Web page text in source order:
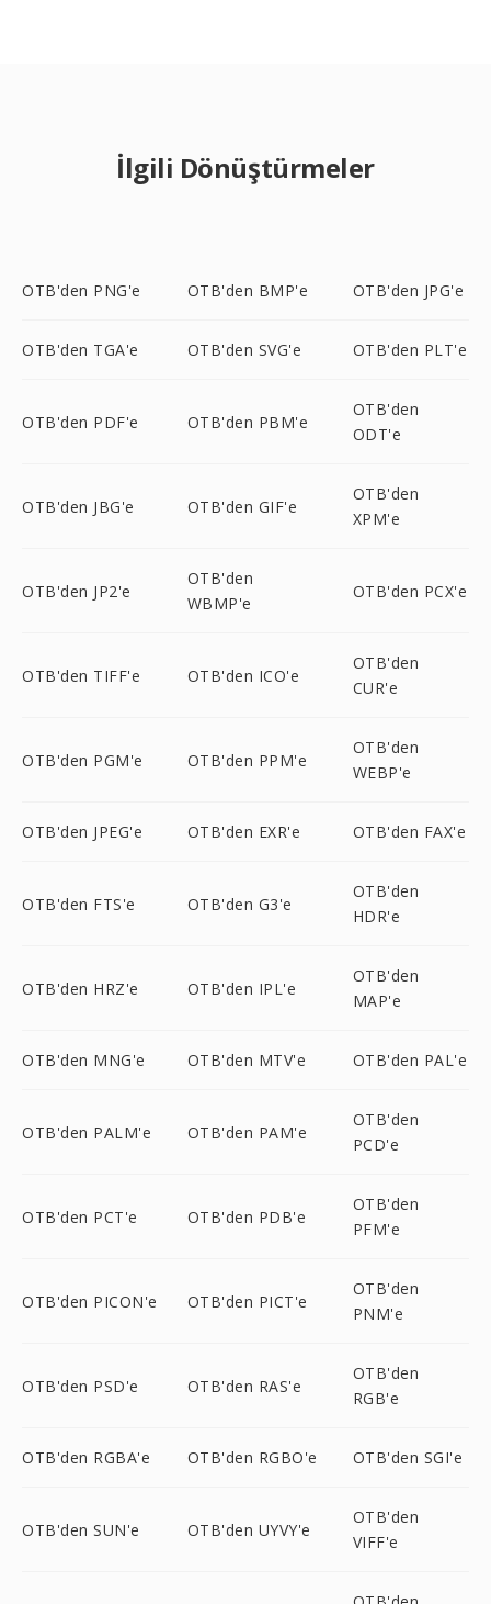
İlgili Dönüştürmeler
OTB'den PNG'e OTB'den BMP'e OTB'den JPG'e
OTB'den TGA'e OTB'den SVG'e OTB'den PLT'e
OTB'den PDF'e OTB'den PBM'e
OTB'den
ODT'e
OTB'den JBG'e OTB'den GIF'e
OTB'den
XPM'e
OTB'den JP2'e
OTB'den
WBMP'e
OTB'den PCX'e
OTB'den TIFF'e OTB'den ICO'e
OTB'den
CUR'e
OTB'den PGM'e OTB'den PPM'e
OTB'den
WEBP'e
OTB'den JPEG'e OTB'den EXR'e OTB'den FAX'e
OTB'den FTS'e OTB'den G3'e
OTB'den
HDR'e
OTB'den HRZ'e OTB'den IPL'e
OTB'den
MAP'e
OTB'den MNG'e OTB'den MTV'e OTB'den PAL'e
OTB'den PALM'e OTB'den PAM'e
OTB'den
PCD'e
OTB'den PCT'e OTB'den PDB'e
OTB'den
PFM'e
OTB'den PICON'e OTB'den PICT'e
OTB'den
PNM'e
OTB'den PSD'e OTB'den RAS'e
OTB'den
RGB'e
OTB'den RGBA'e OTB'den RGBO'e OTB'den SGI'e
OTB'den SUN'e OTB'den UYVY'e
OTB'den
VIFF'e